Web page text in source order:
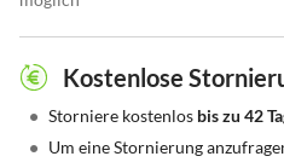
Kostenlose
• Storniere kostenlos bis zu 42
• Um eine Stornierung